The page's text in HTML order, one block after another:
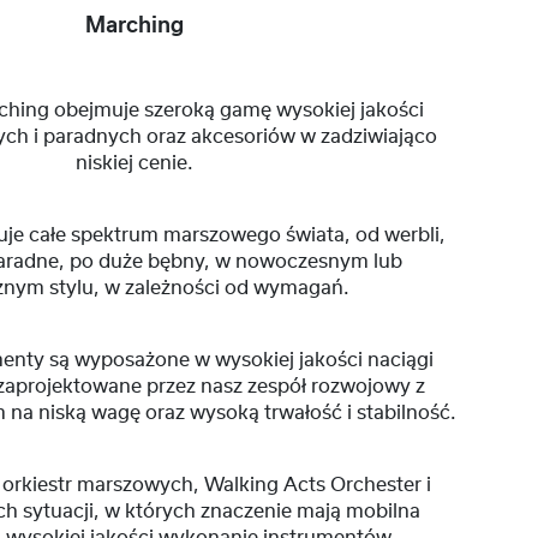
Marching
obejmuje szeroką gamę wysokiej jakości
i paradnych oraz akcesoriów w zadziwiająco
niskiej cenie.
całe spektrum marszowego świata, od werbli,
po duże bębny, w nowoczesnym lub
stylu, w zależności od wymagań.
są wyposażone w wysokiej jakości naciągi
przez nasz zespół rozwojowy z
niską wagę oraz wysoką trwałość i stabilność.
marszowych, Walking Acts Orchester i
sytuacji, w których znaczenie mają mobilna